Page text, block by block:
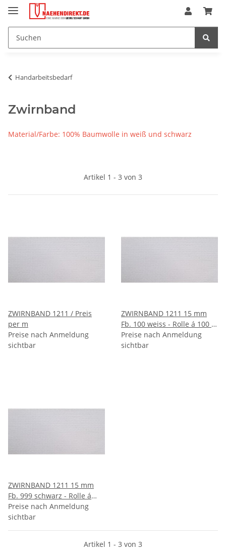
Handarbeitsbedarf
Zwirnband
Material/Farbe: 100% Baumwolle in weiß und schwarz
Artikel 1 - 3 von 3
ZWIRNBAND 1211 / Preis
per m
Preise nach Anmeldung
sichtbar
ZWIRNBAND 1211 15 mm
Fb. 100 weiss - Rolle á 100 m
/ Preis per m
Preise nach Anmeldung
sichtbar
ZWIRNBAND 1211 15 mm
Fb. 999 schwarz - Rolle á
100 m / Preis per m
Preise nach Anmeldung
sichtbar
Artikel 1 - 3 von 3